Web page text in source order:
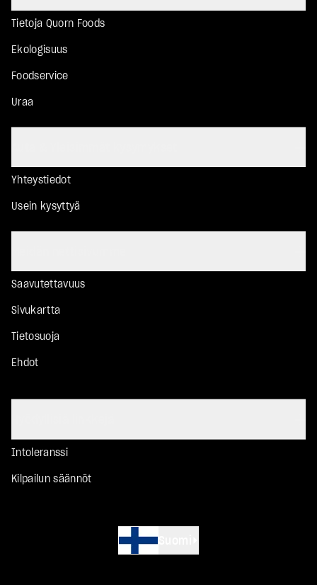
Tietoja Quorn Foods
Ekologisuus
Foodservice
Uraa
Yhteystiedot
Usein kysyttyä
Saavutettavuus
Sivukartta
Tietosuoja
Ehdot
Intoleranssi
Kilpailun säännöt